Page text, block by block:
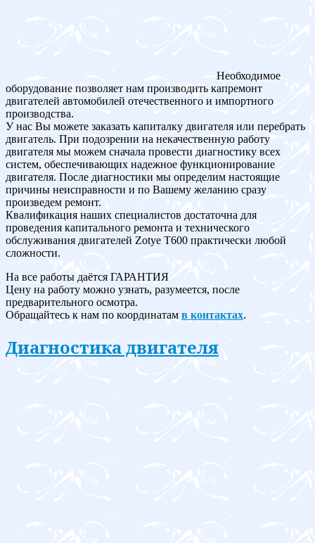
Необходимое
оборудование позволяет нам производить капремонт
двигателей автомобилей отечественного и импортного
производства.
У нас Вы можете заказать капиталку двигателя или перебрать
двигатель. При подозрении на некачественную работу
двигателя мы можем сначала провести диагностику всех
систем, обеспечивающих надежное функционирование
двигателя. После диагностики мы определим настоящие
причины неисправности и по Вашему желанию сразу
произведем ремонт.
Квалификация наших специалистов достаточна для
проведения капитального ремонта и технического
обслуживания двигателей Zotye T600 практически любой
сложности.
На все работы даётся ГАРАНТИЯ
Цену на работу можно узнать, разумеется, после
предварительного осмотра.
Обращайтесь к нам по координатам в контактах.
Диагностика двигателя